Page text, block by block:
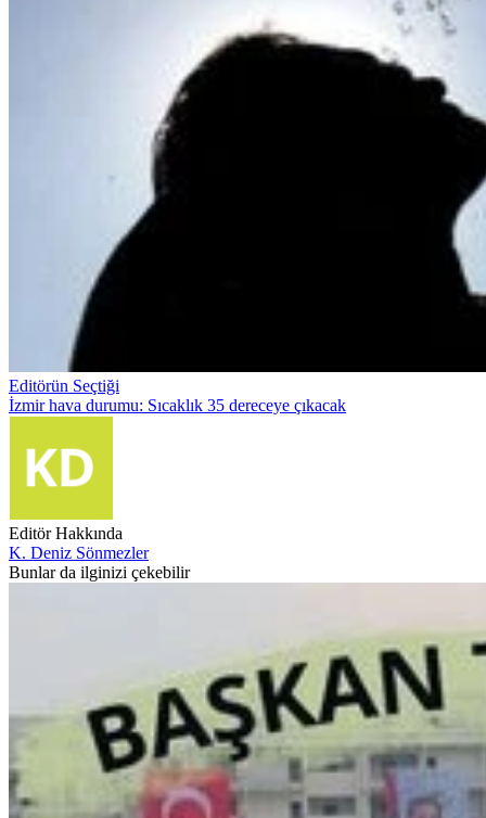
Editörün Seçtiği
İzmir hava durumu: Sıcaklık 35 dereceye çıkacak
Editör Hakkında
K. Deniz Sönmezler
Bunlar da ilginizi çekebilir